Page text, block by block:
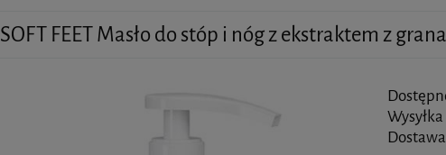
SOFT FEET Masło do stóp i nóg z ekstraktem z